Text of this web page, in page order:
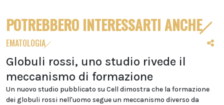
POTREBBERO INTERESSARTI ANCHE
EMATOLOGIA
Globuli rossi, uno studio rivede il
meccanismo di formazione
Un nuovo studio pubblicato su Cell dimostra che la formazione
dei globuli rossi nell'uomo segue un meccanismo diverso da